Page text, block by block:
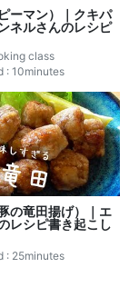
ーマン）｜クキパ
ネルさんのレシピ
class
: 10minutes
の竜田揚げ）｜エ
レシピ書き起こし
: 25minutes